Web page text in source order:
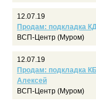
12.07.19
Продам: подкладка
ВСП-Центр (Муром)
12.07.19
Продам: подкладка
Алексей
ВСП-Центр (Муром)